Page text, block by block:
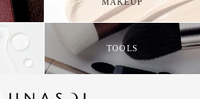
MAKEUP
TOOLS